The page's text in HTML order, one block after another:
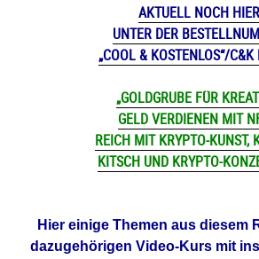
AKTUELL NOCH HIER
UNTER DER
„COOL & KOSTENLOS“/
„GOLDGRUBE FÜR
GELD VERDIENEN MIT
REICH MIT KRYPTO-KUNST,
KITSCH UND KRYPTO-
Hier einige Themen aus diesem
dazugehörigen Video-Kurs mit